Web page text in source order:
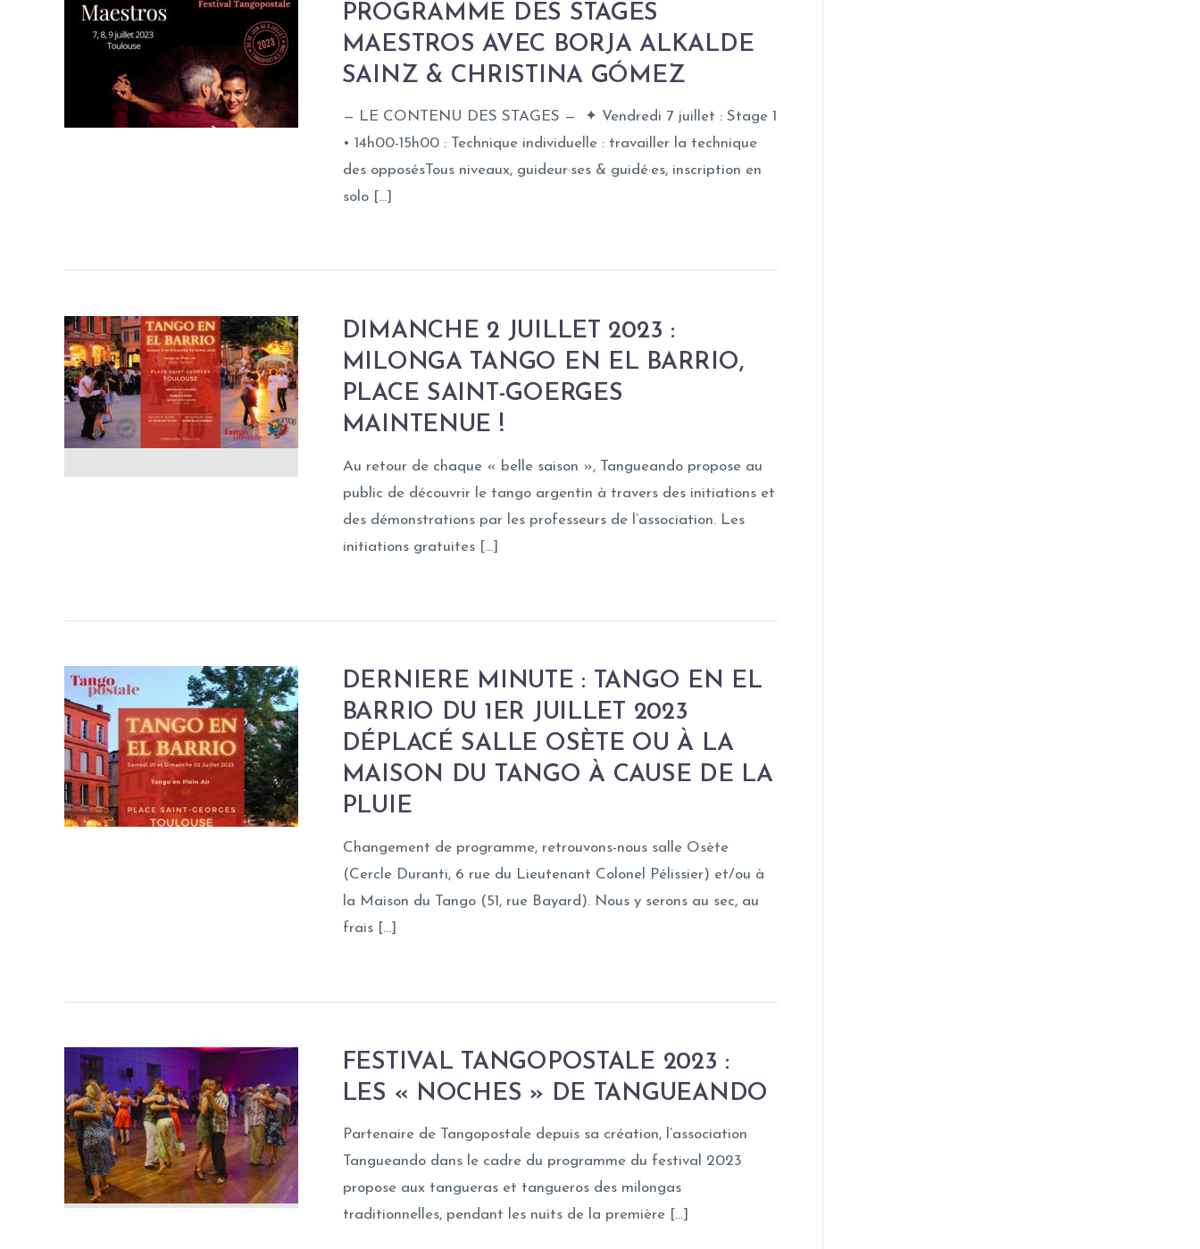
PROGRAMME DES STAGES
MAESTROS AVEC BORJA ALKALDE
SAINZ & CHRISTINA GÓMEZ
— LE CONTENU DES STAGES — ✦ Vendredi 7 juillet : Stage 1
• 14h00-15h00 : Technique individuelle : travailler la technique
des opposésTous niveaux, guideur·ses & guidé·es, inscription en
solo […]
DIMANCHE 2 JUILLET 2023 :
MILONGA TANGO EN EL BARRIO,
PLACE SAINT-GOERGES
MAINTENUE !
Au retour de chaque « belle saison », Tangueando propose au
public de découvrir le tango argentin à travers des initiations et
des démonstrations par les professeurs de l’association. Les
initiations gratuites […]
DERNIERE MINUTE : TANGO EN EL
BARRIO DU 1ER JUILLET 2023
DÉPLACÉ SALLE OSÈTE OU À LA
MAISON DU TANGO À CAUSE DE LA
PLUIE
Changement de programme, retrouvons-nous salle Osète
(Cercle Duranti, 6 rue du Lieutenant Colonel Pélissier) et/ou à
la Maison du Tango (51, rue Bayard). Nous y serons au sec, au
frais […]
FESTIVAL TANGOPOSTALE 2023 :
LES « NOCHES » DE TANGUEANDO
Partenaire de Tangopostale depuis sa création, l’association
Tangueando dans le cadre du programme du festival 2023
propose aux tangueras et tangueros des milongas
traditionnelles, pendant les nuits de la première […]